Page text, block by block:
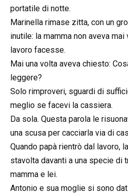
portatile di notte.
Marinella rimase zitta, con un
inutile: la mamma non aveva
lavoro facesse.
Mai una volta aveva chiesto:
leggere?
Solo rimproveri, sguardi di
meglio se facevi la cassiera.
Da sola. Questa parola le
una scusa per cacciarla via di
Quando papà rientrò dal lavoro,
stavolta davanti a una specie di
mamma e lei.
Antonio e sua moglie si sono